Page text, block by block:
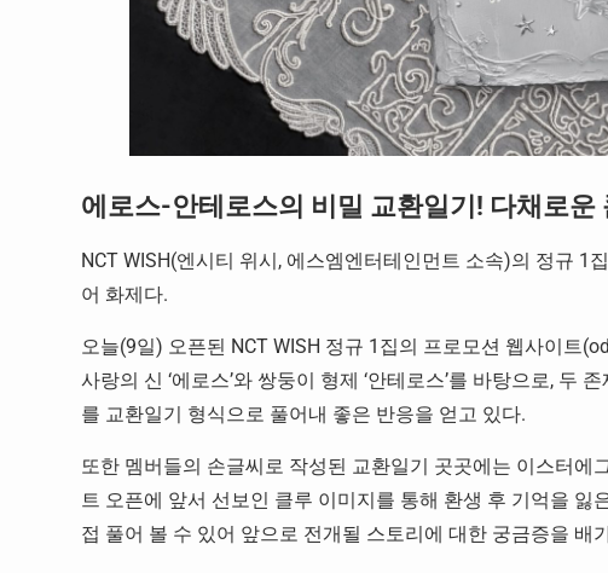
에로스-안테로스의 비밀 교환일기! 다채로운
NCT WISH(엔시티 위시, 에스엠엔터테인먼트 소속)의 정규 1
어 화제다.
오늘(9일) 오픈된 NCT WISH 정규 1집의 프로모션 웹사이트
사랑의 신 ‘에로스’와 쌍둥이 형제 ‘안테로스’를 바탕으로, 두
를 교환일기 형식으로 풀어내 좋은 반응을 얻고 있다.
또한 멤버들의 손글씨로 작성된 교환일기 곳곳에는 이스터에
트 오픈에 앞서 선보인 클루 이미지를 통해 환생 후 기억을 잃
접 풀어 볼 수 있어 앞으로 전개될 스토리에 대한 궁금증을 배